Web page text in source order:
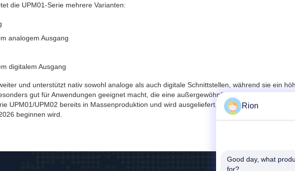
die UPM01-Serie mehrere Varianten:
analogem Ausgang
digitalem Ausgang
und unterstützt nativ sowohl analoge als auch digitale Schnittstellen, während sie ein
gut für Anwendungen geeignet macht, die eine außergewöhnliche Audio-Klarheit
UPM01/UPM02 bereits in Massenproduktion und wird ausgeliefert, während die
beginnen wird.
Rion
Good day, what
for?